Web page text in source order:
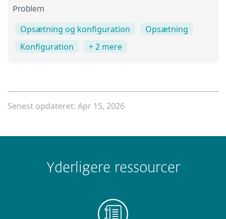
Problem
Opsætning og konfiguration
Opsætning
Konfiguration
+ 2 mere
Senest opdateret: Apr 15, 2026
Yderligere ressourcer